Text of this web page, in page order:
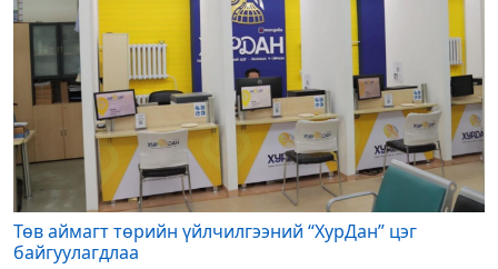
Төв аймагт төрийн үйлчилгээний “ХурДан” цэг
байгуулагдлаа